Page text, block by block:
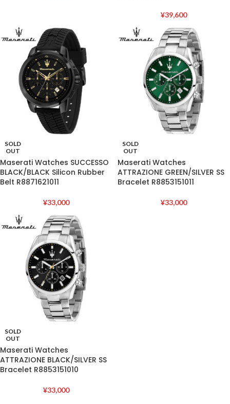
¥39,600
SOLD
OUT
Maserati Watches SUCCESSO
BLACK/BLACK Silicon Rubber
Belt R8871621011
¥33,000
SOLD
OUT
Maserati Watches
ATTRAZIONE GREEN/SILVER SS
Bracelet R8853151011
¥33,000
SOLD
OUT
Maserati Watches
ATTRAZIONE BLACK/SILVER SS
Bracelet R8853151010
¥33,000